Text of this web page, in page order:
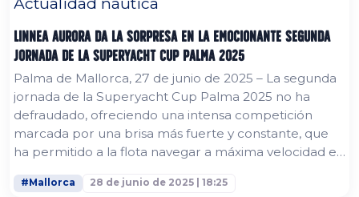
Linnea Aurora da la sorpresa en la emocionante segunda
jornada de la Superyacht Cup Palma 2025
Palma de Mallorca, 27 de junio de 2025 – La segunda
jornada de la Superyacht Cup Palma 2025 no ha
defraudado, ofreciendo una intensa competición
marcada por una brisa más fuerte y constante, que
ha permitido a la flota navegar a máxima velocidad en
la bahía de Palma. Linnea Aurora, protagonista
#Mallorca 28 de junio de 2025 | 18:25